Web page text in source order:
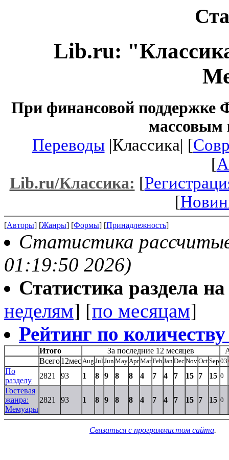
Lib.ru:
При финансовой поддержке
массовым
Переводы|Классика| [
[
Lib.ru/Классика: [
[
[Авторы] [Жанры] [Формы] [Принадлежность]
Статистика
01:19:50 2026)
Статистика раздела
неделям] [по месяцам]
Рейтинг по
Итого За последние 12 месяцев
Всего12мес Aug Jul Jun May AprMarFeb Jan DecNovOctSep 03
По
разделу
2821 93 1 8 9 8 8 4 7 4 7 15 7 15 0
Гостевая
жанра:
Мемуары
2821 93 1 8 9 8 8 4 7 4 7 15 7 15 0
Связаться с программистом сайта.